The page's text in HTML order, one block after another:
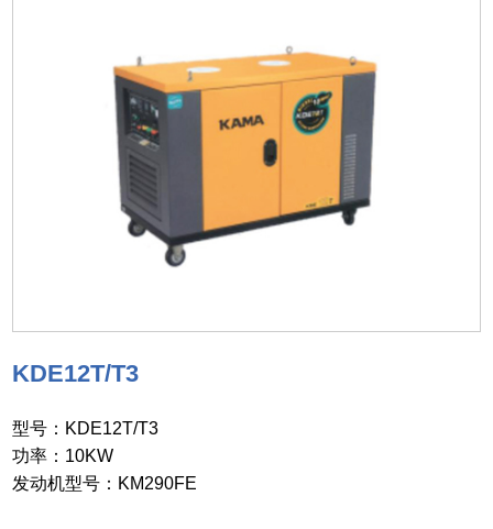
KDE12T/T3
型号：KDE12T/T3
功率：10KW
发动机型号：KM290FE